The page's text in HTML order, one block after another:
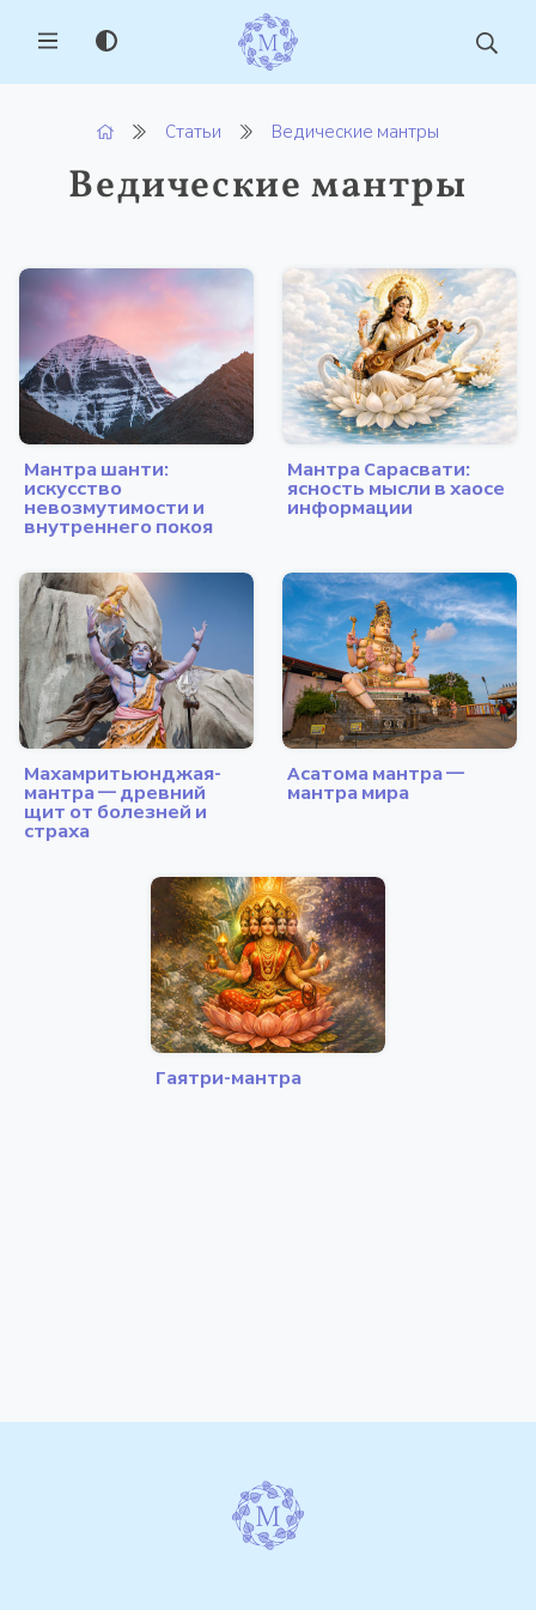
MENU
Статьи Ведические мантры
Ведические мантры
Мантра шанти:
искусство
невозмутимости и
внутреннего покоя
Мантра Сарасвати:
ясность мысли в хаосе
информации
Махамритьюнджая-
мантра — древний
щит от болезней и
страха
Асатома мантра —
мантра мира
Гаятри-мантра